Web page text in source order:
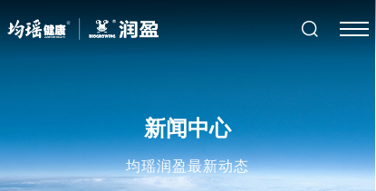
新闻中心
均瑶润盈最新动态